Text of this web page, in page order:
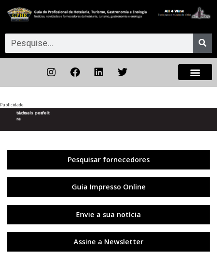
Publicidade
Pesquisar fornecedores
Guia Impresso Online
Envie a sua notícia
Assine a Newsletter